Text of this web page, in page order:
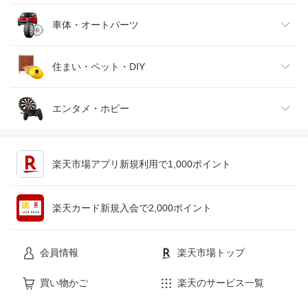
靴
腕時計
ジュエリー・アクセサリー
日本酒・焼酎
TV・オーディオ・カメラ
スマートフォン・タブレット
パソコン・周辺機器
スポーツ・アウトドア
ゴルフ
車体・オートパーツ
車用品・バイク用品
車・バイク
住まい・ペット・DIY
インテリア・寝具・収納
エンタメ・ホビー
楽天市場アプリ新規利用で1,000ポイント
楽天カード新規入会で2,000ポイント
会員情報 楽天市場トップ
買い物かご 楽天のサービス一覧